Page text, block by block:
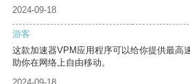
2024-09-18
游客
这款加速器VPM应用程序可以给你提供最高
助你在网络上自由移动。